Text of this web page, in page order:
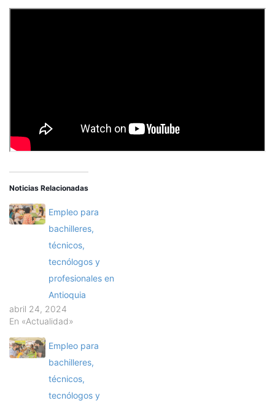
Noticias Relacionadas
Empleo para
bachilleres,
técnicos,
tecnólogos y
profesionales en
Antioquia
abril 24, 2024
En «Actualidad»
Empleo para
bachilleres,
técnicos,
tecnólogos y